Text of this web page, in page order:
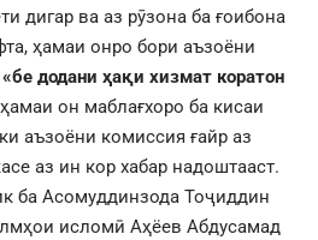
дигар ва аз рӯзона ба ғоибона
ҳамаи онро бори аъзоёни
«бе додани ҳақи хизмат коратон
ҳамаи он маблағхоро ба кисаи
аъзоёни комиссия ғайр аз
аз ин кор хабар надоштааст.
ба Асомуддинзода Тоҷиддин
исломӣ Аҳёев Абдусамад